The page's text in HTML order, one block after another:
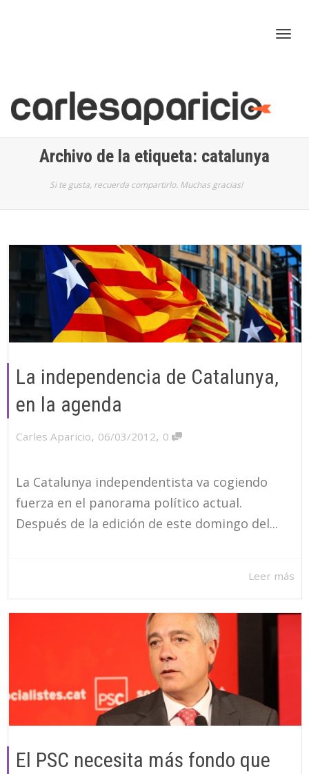
Archivo de la etiqueta: catalunya
Si te gusta, recuerda compartirlo. Muchas gracias!
La independencia de Catalunya,
en la agenda
Carles Aparicio, 06/03/2012, 0
La Catalunya independentista va cogiendo
fuerza en el panorama político actual.
Después de la edición de este domingo del...
Leer más
El PSC necesita más fondo que